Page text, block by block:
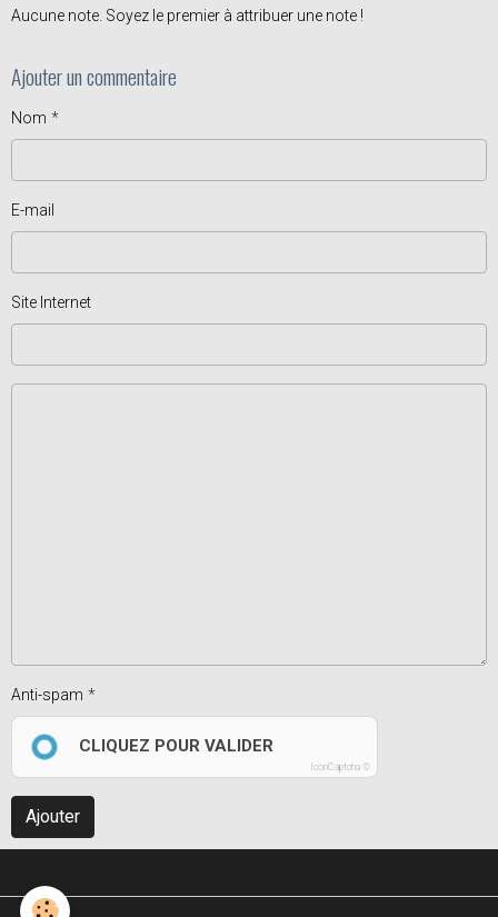
Aucune note. Soyez le premier à attribuer une note !
Ajouter un commentaire
Nom
E-mail
Site Internet
Anti-spam
CLIQUEZ POUR VALIDER
IconCaptcha ©
Ajouter